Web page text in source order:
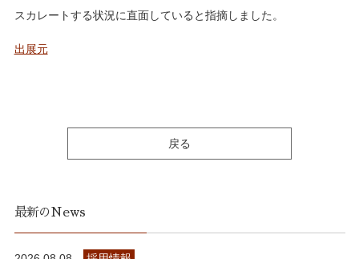
スカレートする状況に直面していると指摘しました。
出展元
戻る
最新のNews